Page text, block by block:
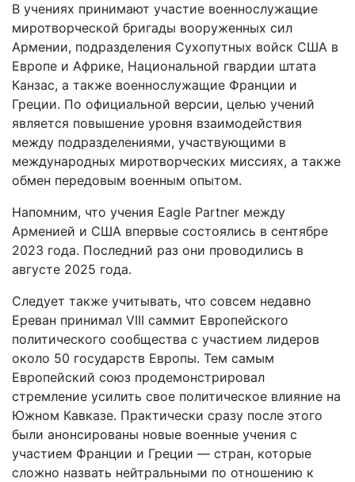
В учениях принимают участие военнослужащие
миротворческой бригады вооруженных сил
Армении, подразделения Сухопутных войск США в
Европе и Африке, Национальной гвардии штата
Канзас, а также военнослужащие Франции и
Греции. По официальной версии, целью учений
является повышение уровня взаимодействия
между подразделениями, участвующими в
международных миротворческих миссиях, а также
обмен передовым военным опытом.
Напомним, что учения Eagle Partner между
Арменией и США впервые состоялись в сентябре
2023 года. Последний раз они проводились в
августе 2025 года.
Следует также учитывать, что совсем недавно
Ереван принимал VIII саммит Европейского
политического сообщества с участием лидеров
около 50 государств Европы. Тем самым
Европейский союз продемонстрировал
стремление усилить свое политическое влияние на
Южном Кавказе. Практически сразу после этого
были анонсированы новые военные учения с
участием Франции и Греции — стран, которые
сложно назвать нейтральными по отношению к